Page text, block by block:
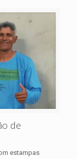
de
estampas